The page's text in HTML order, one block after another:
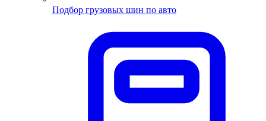
Подбор грузовых шин по авто